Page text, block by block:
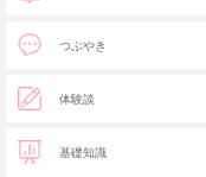
つぶやき
体験談
基礎知識